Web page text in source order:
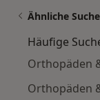
Ähnliche
Häufige
Orthopäden
Orthopäden